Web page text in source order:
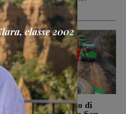
Bucine, incendio di